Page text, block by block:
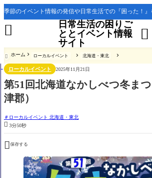
日常生活の困りご
ととイベント情報
サイト


 ホーム ローカルイベント 北海道・東北
ローカルイベント 2025年11月21日
第51回北海道なかしべつ冬ま
津郡）
ローカルイベント 北海道・東北
 3分50秒
 保存する